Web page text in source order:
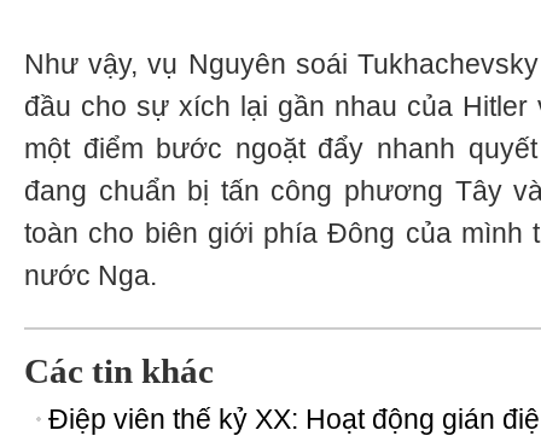
Như vậy, vụ Nguyên soái
đầu cho sự xích lại gần nhau của Hitler
một điểm bước ngoặt đẩy nhanh
đang chuẩn bị tấn công phương Tây
toàn cho biên giới phía Đông của mình
nước Nga.
Các tin khác
Điệp viên thế kỷ XX: Hoạt động gián